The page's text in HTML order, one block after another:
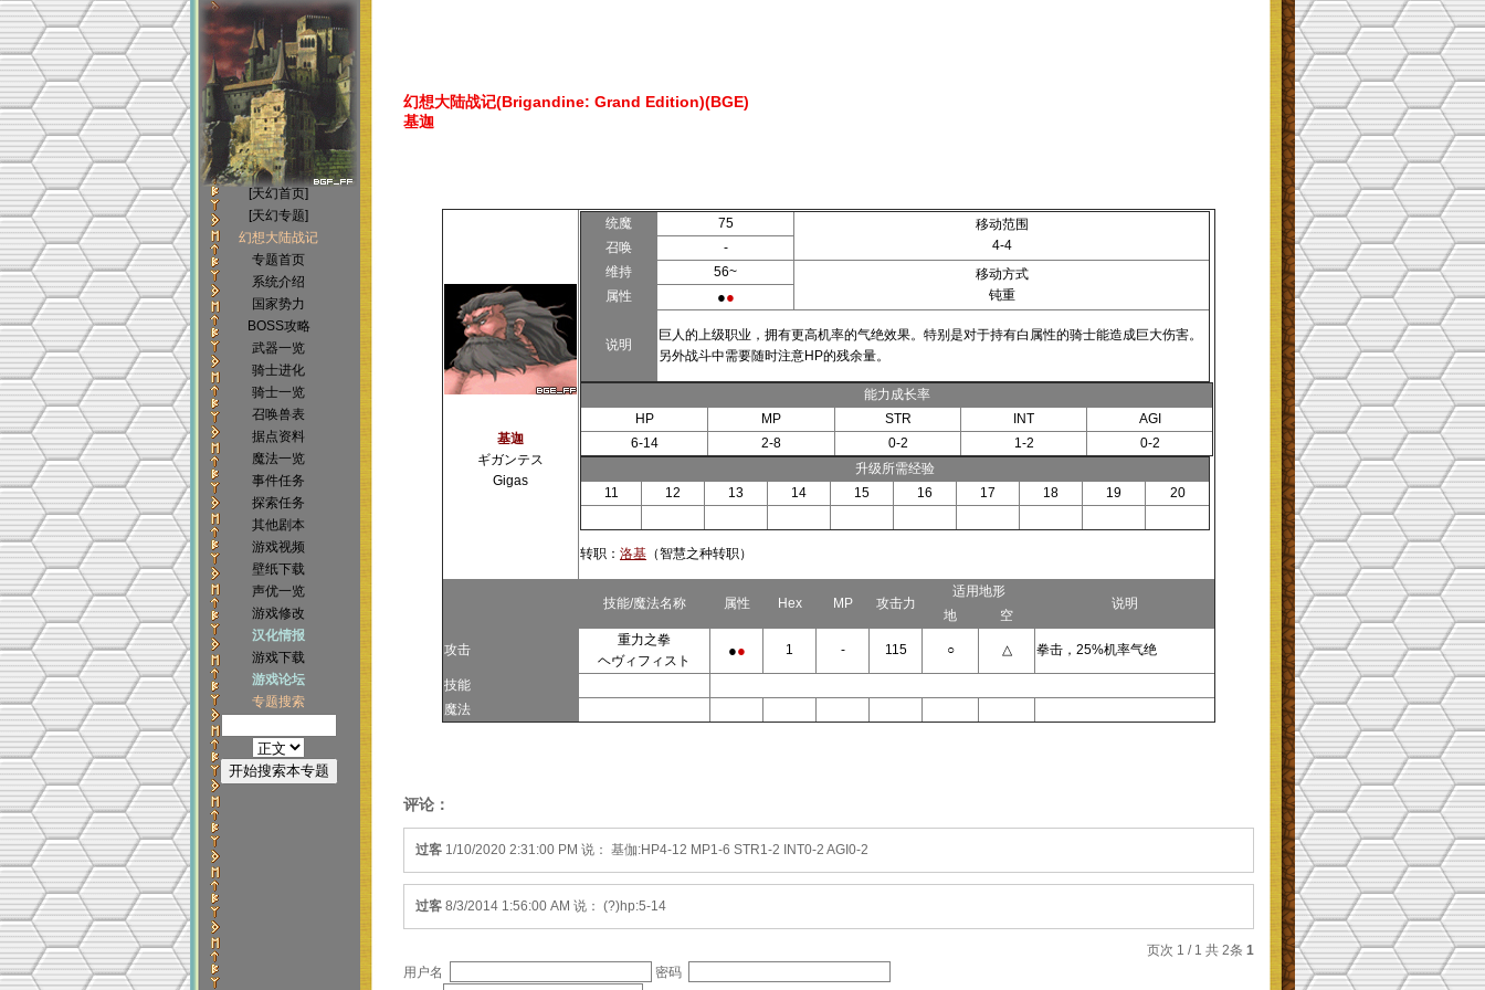
幻想大陆战记(Brigandine: Grand Edition)(BGE)
基迦
基迦
ギガンテス
Gigas
统魔 75
移动范围
4-4
召唤
-
维持
56~
移动方式
钝重
属性 ●●
说明
巨人的上级职业，拥有更高机率的气绝效果。特别是对于持有白属性的骑士能造成巨大伤害。
另外战斗中需要随时注意HP的残余量。
能力成长率
HP
MP STR INT
AGI
6-14
2-8 0-2 1-2
0-2
升级所需经验
11
12 13 14 15 16 17 18 19 20
转职： 洛基 （智慧之种转职）
技能/魔法名称 属性 Hex MP 攻击力
适用地形
说明
地 空
攻击
重力之拳
ヘヴィフィスト
●● 1 - 115 ○ △ 拳击，25%机率气绝
技能
魔法
评论：
过客 1/10/2020 2:31:00 PM 说： 基伽:HP4-12 MP1-6 STR1-2 INT0-2 AGI0-2
过客 8/3/2014 1:56:00 AM 说： (?)hp:5-14
页次 1 / 1 共 2条 1
用户名
密码
[天幻首页]
[天幻专题]
幻想大陆战记
专题首页
系统介绍
国家势力
BOSS攻略
武器一览
骑士进化
骑士一览
召唤兽表
据点资料
魔法一览
事件任务
探索任务
其他剧本
游戏视频
壁纸下载
声优一览
游戏修改
汉化情报
游戏下载
游戏论坛
专题搜索